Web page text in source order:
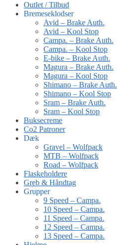
Outlet / Tilbud
Bremeseklodser
Avid – Brake Auth.
Avid – Kool Stop
Campa. – Brake Auth.
Campa. – Kool Stop
E-bike – Brake Auth.
Magura – Brake Auth.
Magura – Kool Stop
Shimano – Brake Auth.
Shimano – Kool Stop
Sram – Brake Auth.
Sram – Kool Stop
Buksecreme
Co2 Patroner
Dæk
Gravel – Wolfpack
MTB – Wolfpack
Road – Wolfpack
Flaskeholdere
Greb & Håndtag
Grupper
9 Speed – Campa.
10 Speed – Campa.
11 Speed – Campa.
12 Speed – Campa.
13 Speed – Campa.